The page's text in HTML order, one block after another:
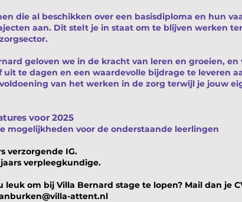
die al beschikken over een basisdiploma en hun
aan. Dit stelt je in staat om te blijven werken
geloven we in de kracht van leren en groeien,
uit te dagen en een waardevolle bijdrage te leveren
van het werken in de zorg terwijl je jouw
voor 2025
mogelijkheden voor de onderstaande leerlingen
verzorgende IG.
jaars verpleegkundige.
leuk om bij Villa Bernard stage te lopen? Mail dan je
@villa-attent.nl